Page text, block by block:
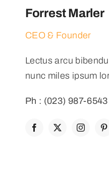
Forrest Marler
CEO & Founder
Lectus arcu
nunc miles ipsum
Ph : (023) 987-6543